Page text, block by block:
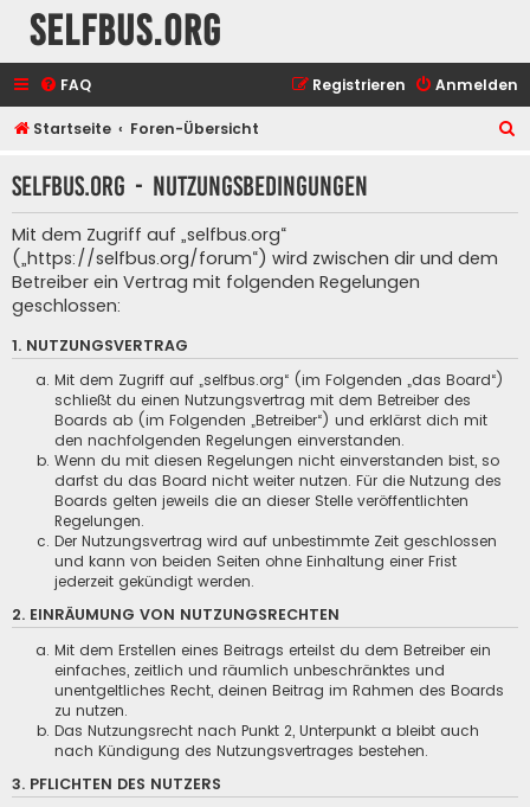
selfbus.org
FAQ Anmelden
Registrieren
Startseite Foren-Übersicht
h
selfbus.org - Nutzungsbedingungen
Mit dem Zugriff auf „selfbus.org“
(„https://selfbus.org/forum“) wird zwischen dir und dem
Betreiber ein Vertrag mit folgenden Regelungen
geschlossen:
1. NUTZUNGSVERTRAG
Mit dem Zugriff auf „selfbus.org“ (im Folgenden „das Board“)
schließt du einen Nutzungsvertrag mit dem Betreiber des
Boards ab (im Folgenden „Betreiber“) und erklärst dich mit
den nachfolgenden Regelungen einverstanden.
Wenn du mit diesen Regelungen nicht einverstanden bist, so
darfst du das Board nicht weiter nutzen. Für die Nutzung des
Boards gelten jeweils die an dieser Stelle veröffentlichten
Regelungen.
Der Nutzungsvertrag wird auf unbestimmte Zeit geschlossen
und kann von beiden Seiten ohne Einhaltung einer Frist
jederzeit gekündigt werden.
2. EINRÄUMUNG VON NUTZUNGSRECHTEN
Mit dem Erstellen eines Beitrags erteilst du dem Betreiber ein
einfaches, zeitlich und räumlich unbeschränktes und
unentgeltliches Recht, deinen Beitrag im Rahmen des Boards
zu nutzen.
Das Nutzungsrecht nach Punkt 2, Unterpunkt a bleibt auch
nach Kündigung des Nutzungsvertrages bestehen.
3. PFLICHTEN DES NUTZERS